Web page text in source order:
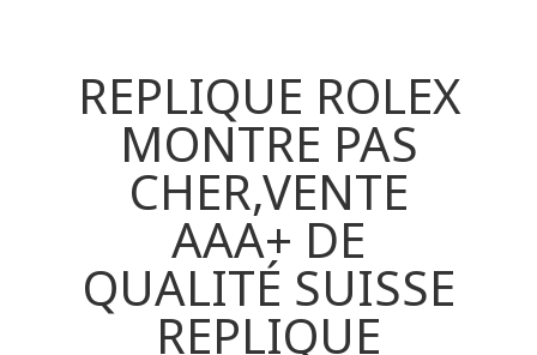
REPLIQUE ROLEX
MONTRE PAS
CHER,VENTE
AAA+ DE
QUALITÉ SUISSE
REPLIQUE